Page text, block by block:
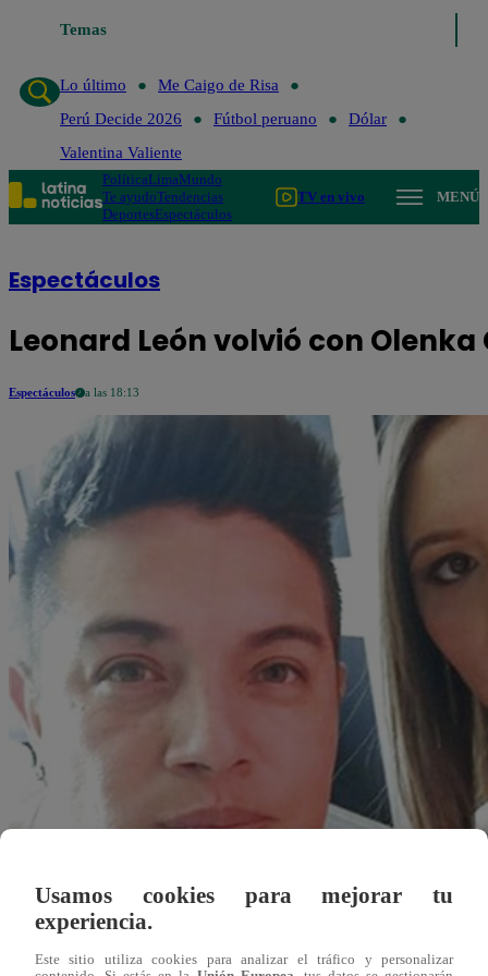
Temas
Lo último
Me Caigo de Risa
Perú Decide 2026
Fútbol peruano
Dólar
Valentina Valiente
PolíticaLimaMundo
Te ayudoTendencias
DeportesEspectáculos
TV en vivo MENÚ
Espectáculos
Leonard León volvió con
Espectáculos a las 18:13
Redacción Latina
Usamos cookies para mejorar tu
experiencia.
Este sitio utiliza cookies para analizar el tráfico y personalizar